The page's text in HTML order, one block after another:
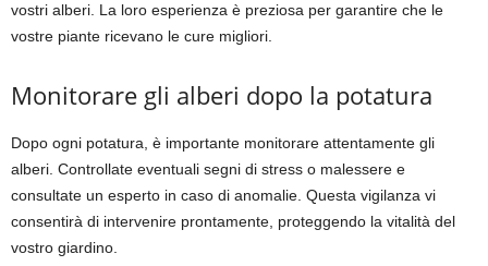
vostri alberi. La loro esperienza è preziosa per garantire che le
vostre piante ricevano le cure migliori.
Monitorare gli alberi dopo la potatura
Dopo ogni potatura, è importante monitorare attentamente gli
alberi. Controllate eventuali segni di stress o malessere e
consultate un esperto in caso di anomalie. Questa vigilanza vi
consentirà di intervenire prontamente, proteggendo la vitalità del
vostro giardino.